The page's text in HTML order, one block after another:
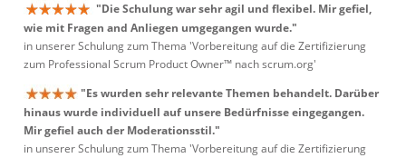
"Die Schulung war sehr agil und flexibel. Mir gefiel,
wie mit Fragen and Anliegen umgegangen wurde."
in unserer Schulung zum Thema 'Vorbereitung auf die Zertifizierung
zum Professional Scrum Product Owner™ nach scrum.org'
"Es wurden sehr relevante Themen behandelt. Darüber
hinaus wurde individuell auf unsere Bedürfnisse eingegangen.
Mir gefiel auch der Moderationsstil."
in unserer Schulung zum Thema 'Vorbereitung auf die Zertifizierung